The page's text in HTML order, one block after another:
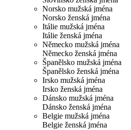
Norsko mužská jména
Norsko ženská jména
Itálie mužská jména
Itálie ženská jména
Německo mužská jména
Německo ženská jména
Španělsko mužská jména
Španělsko ženská jména
Irsko mužská jména
Irsko ženská jména
Dánsko mužská jména
Dánsko ženská jména
Belgie mužská jména
Belgie ženská jména